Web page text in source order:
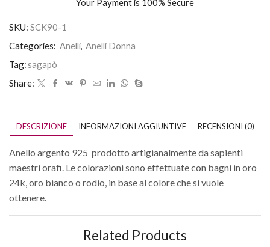
Your Payment is 100% Secure
SKU: SCK90-1
Categories: Anelli, Anelli Donna
Tag:sagapò
Share:
DESCRIZIONE INFORMAZIONI AGGIUNTIVE RECENSIONI (0)
Anello argento 925 prodotto artigianalmente da sapienti
maestri orafi. Le colorazioni sono effettuate con bagni in oro
24k, oro bianco o rodio, in base al colore che si vuole
ottenere.
Related Products